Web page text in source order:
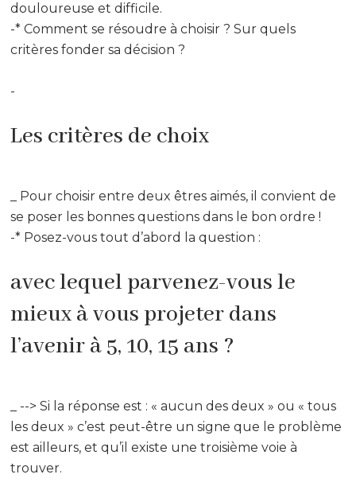
douloureuse et difficile.
-* Comment se résoudre à choisir ? Sur quels
critères fonder sa décision ?
-
Les critères de choix
_ Pour choisir entre deux êtres aimés, il convient de
se poser les bonnes questions dans le bon ordre !
-* Posez-vous tout d’abord la question :
avec lequel parvenez-vous le
mieux à vous projeter dans
l’avenir à 5, 10, 15 ans ?
_ --> Si la réponse est : « aucun des deux » ou « tous
les deux » c’est peut-être un signe que le problème
est ailleurs, et qu’il existe une troisième voie à
trouver.